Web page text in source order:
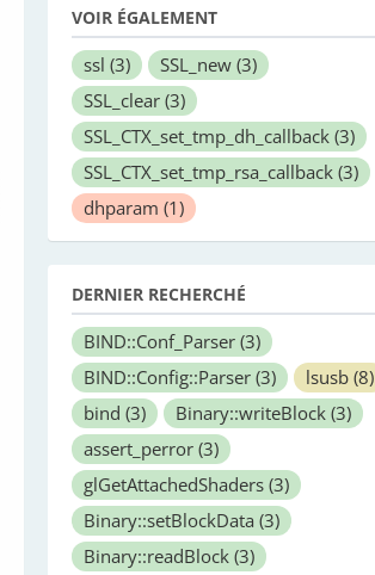
VOIR ÉGALEMENT
ssl (3) SSL_new (3)
SSL_clear (3)
SSL_CTX_set_tmp_dh_callback (3)
SSL_CTX_set_tmp_rsa_callback (3)
dhparam (1)
DERNIER RECHERCHÉ
BIND::Conf_Parser (3)
BIND::Config::Parser (3) lsusb (8)
bind (3) Binary::writeBlock (3)
assert_perror (3)
glGetAttachedShaders (3)
Binary::setBlockData (3)
Binary::readBlock (3)